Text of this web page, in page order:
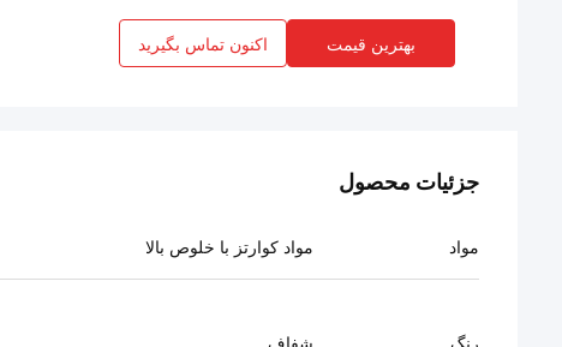
بهترین قیمت اکنون تماس بگیرید
جزئیات محصول
مواد مواد کوارتز با خلوص بالا
رنگ شفاف